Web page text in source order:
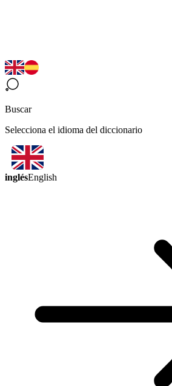
Buscar
Selecciona el idioma del diccionario
inglésEnglish